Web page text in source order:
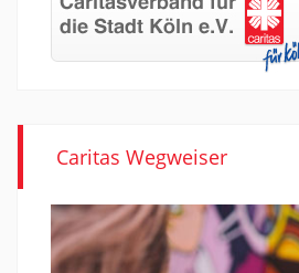
Caritas Wegweiser